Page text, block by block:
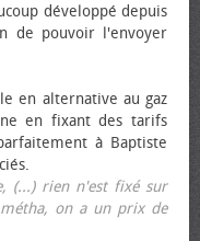
développé depuis
de pouvoir l'envoyer
en alternative au gaz
en fixant des tarifs
à Baptiste
(...) rien n'est fixé sur
on a un prix de